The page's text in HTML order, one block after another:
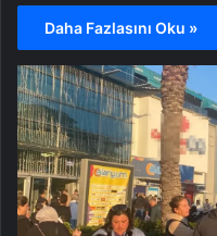
Daha Fazlasını Oku »